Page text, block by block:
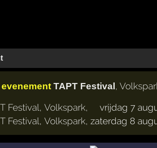
TAPT Festival,
Festival,Volkspark,
vrijdag 7
Festival,Volkspark,zaterdag 8